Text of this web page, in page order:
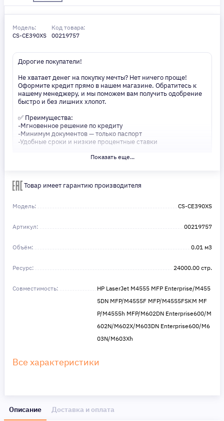
Модель:
CS-CE390XS
Код товара:
00219757
Дорогие покупатели!
Не хватает денег на покупку мечты? Нет ничего проще!
Оформите кредит прямо в нашем магазине. Обратитесь к
нашему менеджеру, и мы поможем вам получить одобрение
быстро и без лишних хлопот.
✅ Преимущества:
-Мгновенное решение по кредиту
-Минимум документов — только паспорт
-Удобные сроки и низкие процентные ставки
Не откладывайте свои желания на потом! Получите то, что
Показать еще...
Товар имеет гарантию производителя
Модель: CS-CE390XS
Артикул: 00219757
Объём: 0.01 м3
Ресурс: 24000.00 стр.
Совместимость:
HP LaserJet M4555 MFP Enterprise/M455
5DN MFP/M4555F MFP/M4555FSKM MF
P/M4555h MFP/M602DN Enterprise600/M
602N/M602X/M603DN Enterprise600/M6
03N/M603Xh
Все характеристики
Описание Доставка и оплата